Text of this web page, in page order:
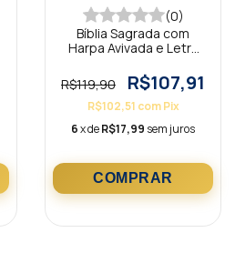
(0)
Bíblia Sagrada com
Harpa Avivada e Letra
Minimalista Marrom
R$119,90 R$107,91
R$102,51 com Pix
6x deR$17,99 sem juros